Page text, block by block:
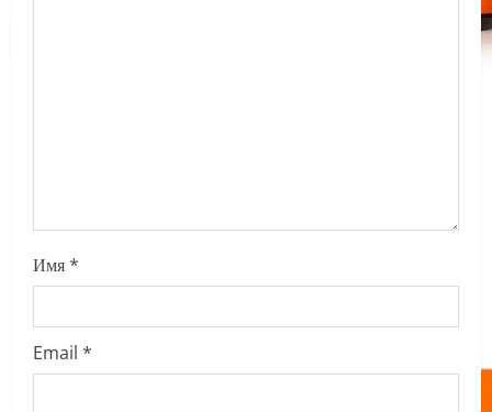
Имя*
Email *